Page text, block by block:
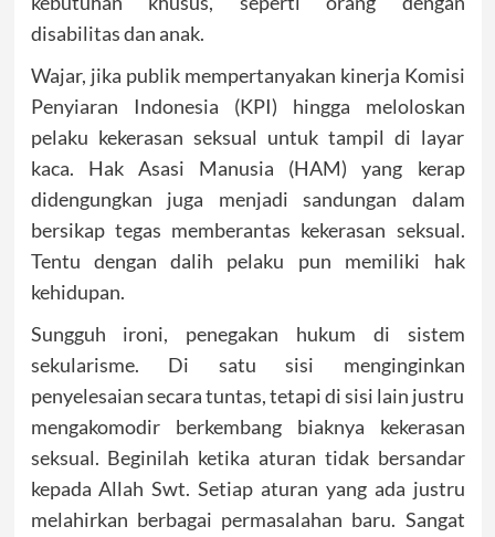
disabilitas dan anak.
Wajar, jika publik mempertanyakan kinerja Komisi
Penyiaran Indonesia (KPI) hingga meloloskan
pelaku kekerasan seksual untuk tampil di layar
kaca. Hak Asasi Manusia (HAM) yang kerap
didengungkan juga menjadi sandungan dalam
bersikap tegas memberantas kekerasan seksual.
Tentu dengan dalih pelaku pun memiliki hak
kehidupan.
Sungguh ironi, penegakan hukum di sistem
sekularisme. Di satu sisi menginginkan
penyelesaian secara tuntas, tetapi di sisi lain justru
mengakomodir berkembang biaknya kekerasan
seksual. Beginilah ketika aturan tidak bersandar
kepada Allah Swt. Setiap aturan yang ada justru
melahirkan berbagai permasalahan baru. Sangat